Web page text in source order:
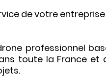
de votre entreprise
professionnel
toute la France et